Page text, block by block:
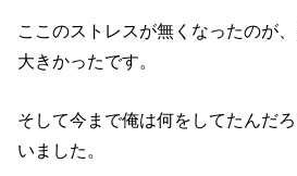
ここのストレスが無くなったのが
大きかったです。
そして今まで俺は何をしてたんだ
いました。